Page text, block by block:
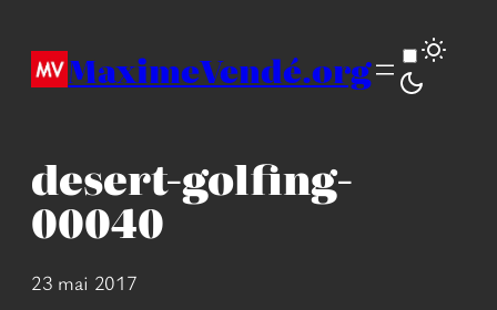
contenuMaximeVendé.org
desert-golfing-
00040
23 mai 2017